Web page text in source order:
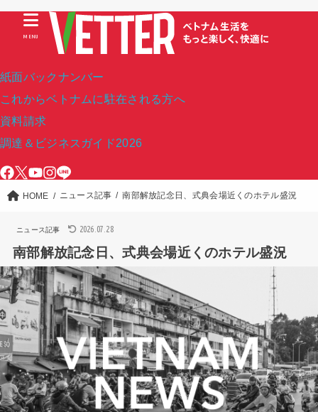
紙面バックナンバー
これからベトナムに駐在される方へ
資料請求
調達＆ビジネスガイド2026
MENU
HOME ニュース記事 南部解放記念日、式典会場近くのホテル盛況
ニュース記事 2026.07.28
南部解放記念日、式典会場近くのホテル盛況